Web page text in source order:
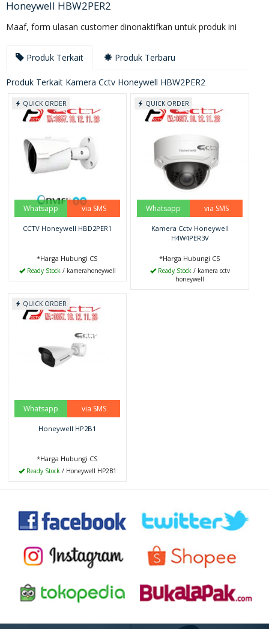
Honeywell HBW2PER2
Maaf, form ulasan customer dinonaktifkan untuk produk ini
Produk Terkait Produk Terbaru
Produk Terkait Kamera Cctv Honeywell HBW2PER2
QUICK ORDER
Whatsapp via SMS
CCTV Honeywell HBD2PER1
*Harga Hubungi CS
Ready Stock/ kamerahoneywell
QUICK ORDER
Whatsapp via SMS
Kamera Cctv Honeywell
H4W4PER3V
*Harga Hubungi CS
Ready Stock/ kamera cctv
honeywell
QUICK ORDER
Whatsapp via SMS
Honeywell HP2B1
*Harga Hubungi CS
Ready Stock/ Honeywell HP2B1